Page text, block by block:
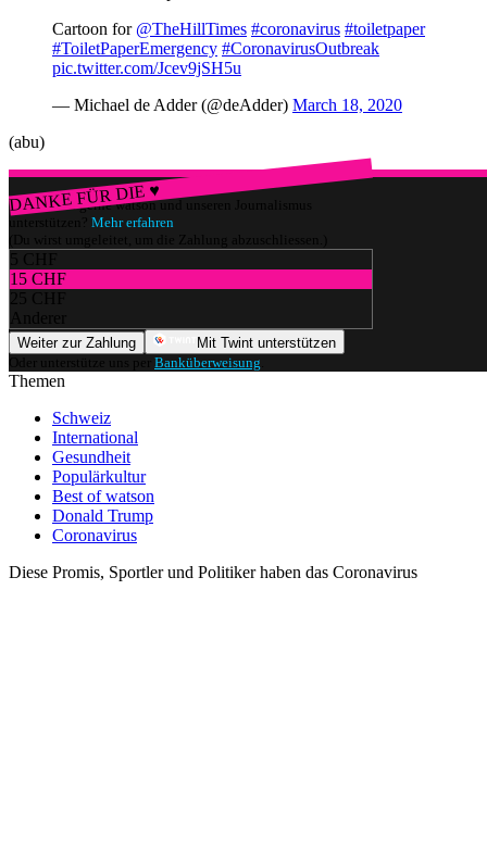
Cartoon for @TheHillTimes #coronavirus #toiletpaper
#ToiletPaperEmergency #CoronavirusOutbreak
pic.twitter.com/Jcev9jSH5u
— Michael de Adder (@deAdder) March 18, 2020
(abu)
DANKE FÜR DIE ♥
Würdest du gerne watson und unseren Journalismus
unterstützen? Mehr erfahren
(Du wirst umgeleitet, um die Zahlung abzuschliessen.)
5 CHF
15 CHF
25 CHF
Anderer
Weiter zur Zahlung
Mit Twint unterstützen
Oder unterstütze uns per Banküberweisung
Themen
Schweiz
International
Gesundheit
Populärkultur
Best of watson
Donald Trump
Coronavirus
Diese Promis, Sportler und Politiker haben das Coronavirus